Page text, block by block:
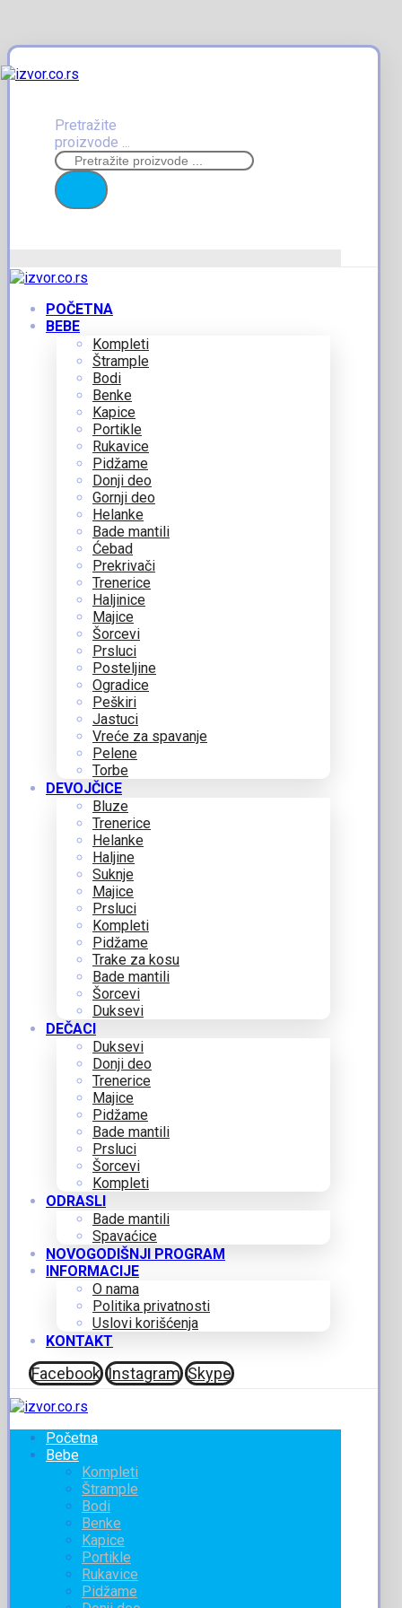
Pretražite
proizvode ...
POČETNA
BEBE
Kompleti
Štrample
Bodi
Benke
Kapice
Portikle
Rukavice
Pidžame
Donji deo
Gornji deo
Helanke
Bade mantili
Ćebad
Prekrivači
Trenerice
Haljinice
Majice
Šorcevi
Prsluci
Posteljine
Ogradice
Peškiri
Jastuci
Vreće za spavanje
Pelene
Torbe
DEVOJČICE
Bluze
Trenerice
Helanke
Haljine
Suknje
Majice
Prsluci
Kompleti
Pidžame
Trake za kosu
Bade mantili
Šorcevi
Duksevi
DEČACI
Duksevi
Donji deo
Trenerice
Majice
Pidžame
Bade mantili
Prsluci
Šorcevi
Kompleti
ODRASLI
Bade mantili
Spavaćice
NOVOGODIŠNJI PROGRAM
INFORMACIJE
O nama
Politika privatnosti
Uslovi korišćenja
KONTAKT
Facebook Instagram Skype
Početna
Bebe
Kompleti
Štrample
Bodi
Benke
Kapice
Portikle
Rukavice
Pidžame